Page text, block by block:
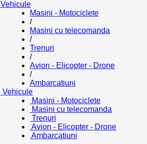
Vehicule
Masini - Motociclete
/
Masini cu telecomanda
/
Trenuri
/
Avion - Elicopter - Drone
/
Ambarcatiuni
Vehicule
Masini - Motociclete
Masini cu telecomanda
Trenuri
Avion - Elicopter - Drone
Ambarcatiuni